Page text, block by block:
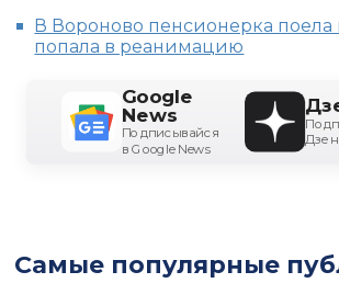
В Вороново пенсионерка поела
попала в реанимацию
Google
News
Подписывайся
в Google News
Самые популярные